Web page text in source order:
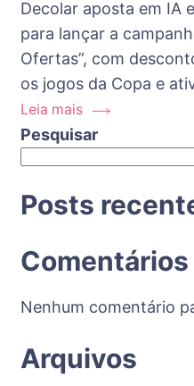
Decolar aposta em IA
para lançar a
Ofertas”, com
os jogos da Copa e
Leia mais
Pesquisar
Posts
Comentários
Nenhum comentário
Arquivos